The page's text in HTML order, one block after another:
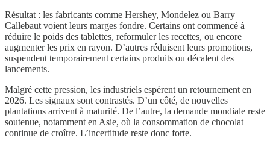
Résultat : les fabricants comme Hershey, Mondelez ou Barry
Callebaut voient leurs marges fondre. Certains ont commencé à
réduire le poids des tablettes, reformuler les recettes, ou encore
augmenter les prix en rayon. D’autres réduisent leurs promotions,
suspendent temporairement certains produits ou décalent des
lancements.
Malgré cette pression, les industriels espèrent un retournement en
2026. Les signaux sont contrastés. D’un côté, de nouvelles
plantations arrivent à maturité. De l’autre, la demande mondiale reste
soutenue, notamment en Asie, où la consommation de chocolat
continue de croître. L’incertitude reste donc forte.